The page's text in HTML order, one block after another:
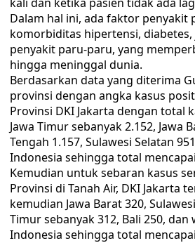
Dalam hal ini, ada faktor penyakit
komorbiditas hipertensi,
penyakit paru-paru, yang
hingga meninggal dunia.
Berdasarkan data yang diterima
provinsi dengan angka kasus
Provinsi DKI Jakarta dengan total
Jawa Timur sebanyak 2.152, Jawa
Tengah 1.157, Sulawesi Selatan
Indonesia sehingga total
Kemudian untuk sebaran kasus
Provinsi di Tanah Air, DKI Jakarta
kemudian Jawa Barat 320,
Timur sebanyak 312, Bali 250, dan
Indonesia sehingga total